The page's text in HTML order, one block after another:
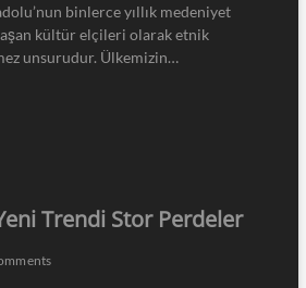
binlerce yıllık medeniyet
kültür elçileri olarak etnik
unsurudur. Ülkemizin…
Trendi Stor Perdeler